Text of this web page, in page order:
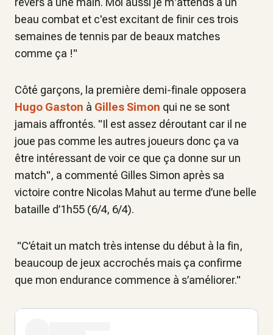
beau combat et c'est excitant de finir ces trois
semaines de tennis par de beaux matches
comme ça !"
Côté garçons, la première demi-finale opposera
Hugo Gaston à Gilles Simon qui ne se sont
jamais affrontés. "Il est assez déroutant car il ne
joue pas comme les autres joueurs donc ça va
être intéressant de voir ce que ça donne sur un
match", a commenté Gilles Simon après sa
victoire contre Nicolas Mahut au terme d’une belle
bataille d’1h55 (6/4, 6/4).
"C’était un match très intense du début à la fin,
beaucoup de jeux accrochés mais ça confirme
que mon endurance commence à s’améliorer."